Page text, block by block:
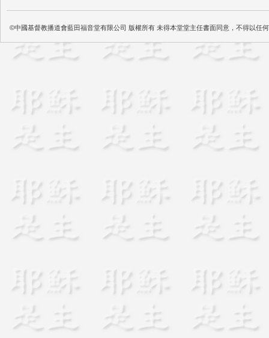
©中國基督教播道會藍田福音堂有限公司 版權所有 未得本堂堂主任書面同意，不得以任